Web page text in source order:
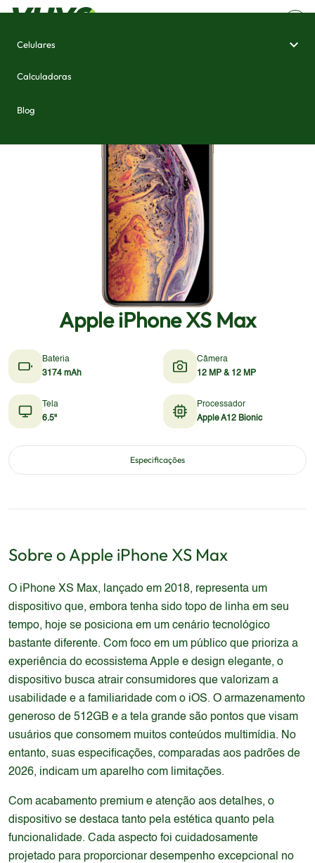
Celulares
Calculadoras
Blog
Apple iPhone XS Max
Bateria
3174 mAh
Câmera
12 MP & 12 MP
Tela
6.5"
Processador
Apple A12 Bionic
Especificações
Sobre o Apple iPhone XS Max
O iPhone XS Max, lançado em 2018, representa um
dispositivo que, embora tenha sido topo de linha em seu
tempo, hoje se posiciona em um cenário tecnológico
bastante diferente. Com foco em um público que prioriza a
experiência do ecossistema Apple e design elegante, o
dispositivo busca atrair consumidores que valorizam a
usabilidade e a familiaridade com o iOS. O armazenamento
generoso de 512GB e a tela grande são pontos que visam
usuários que consomem muitos conteúdos multimídia. No
entanto, suas especificações, comparadas aos padrões de
2026, indicam um aparelho com limitações.
Com acabamento premium e atenção aos detalhes, o
dispositivo se destaca tanto pela estética quanto pela
funcionalidade. Cada aspecto foi cuidadosamente
projetado para proporcionar desempenho excepcional no